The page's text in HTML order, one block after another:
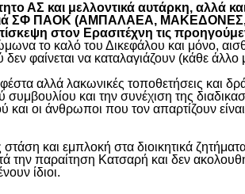
ΑΣ και μελλοντικά αυτάρκη, αλλά
εννιά ΣΦ ΠΑΟΚ (ΑΜΠΑΛΑΕΑ,
στον Ερασιτέχνη τις
το καλό του Δικεφάλου και μόνο,
φαίνεται να καταλαγιάζουν (κάθε
αλλά λακωνικές τοποθετήσεις και
και την συνέχιση της
οι άνθρωποι που τον απαρτίζουν
και εμπλοκή στα διοικητικά
την παραίτηση Κατσαρή και δεν
ίδιοι.